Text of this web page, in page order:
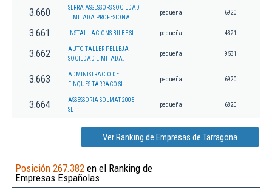
3.660
SERRA ASSESSORS SOCIEDAD
LIMITADA PROFESIONAL
pequeña 6920
3.661 INSTAL LACIONS BILBE SL pequeña 4321
3.662
AUTO TALLER PELLEJA
SOCIEDAD LIMITADA.
pequeña 9531
3.663
ADMINISTRACIO DE
FINQUES TARRACO SL
pequeña 6920
3.664
ASSESSORIA SOLMAT 2005
SL
pequeña 6820
Ver Ranking de Empresas de Tarragona
Posición 267.382 en el Ranking de
Empresas Españolas